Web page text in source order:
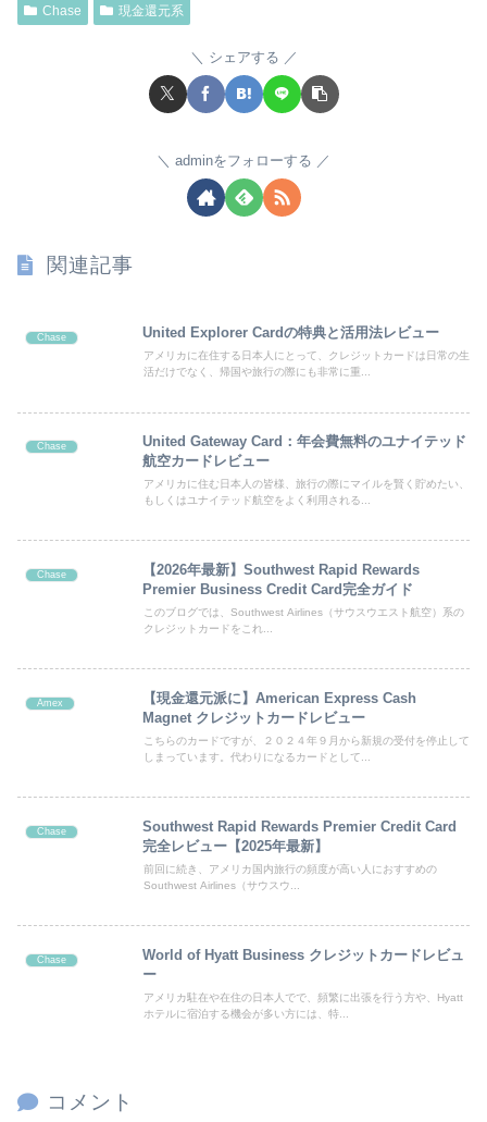
Chase 現金還元系
シェアする
adminをフォローする
関連記事
Chase United Explorer Cardの特典と活用法レビュー
アメリカに在住する日本人にとって、クレジットカードは日常の生
活だけでなく、帰国や旅行の際にも非常に重...
Chase
United Gateway Card：年会費無料のユナイテッド
航空カードレビュー
アメリカに住む日本人の皆様、旅行の際にマイルを賢く貯めたい、
もしくはユナイテッド航空をよく利用される...
Chase
【2026年最新】Southwest Rapid Rewards
Premier Business Credit Card完全ガイド
このブログでは、Southwest Airlines（サウスウエスト航空）系の
クレジットカードをこれ...
Amex
【現金還元派に】American Express Cash
Magnet クレジットカードレビュー
こちらのカードですが、２０２４年９月から新規の受付を停止して
しまっています。代わりになるカードとして...
Chase
Southwest Rapid Rewards Premier Credit Card
完全レビュー【2025年最新】
前回に続き、アメリカ国内旅行の頻度が高い人におすすめの
Southwest Airlines（サウスウ...
Chase
World of Hyatt Business クレジットカードレビュ
ー
アメリカ駐在や在住の日本人でで、頻繁に出張を行う方や、Hyatt
ホテルに宿泊する機会が多い方には、特...
コメント